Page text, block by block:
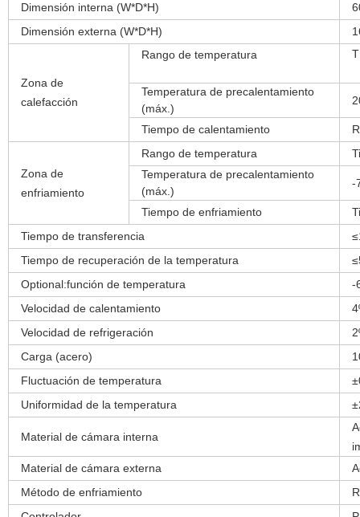
Dimensión interna (W*D*H)
Dimensión externa (W*D*H)
Zona de
calefacción
Rango de temperatura
Temperatura de precalentamiento
(máx.)
Tiempo de calentamiento
Zona de
enfriamiento
Rango de temperatura
Temperatura de precalentamiento
(máx.)
-
Tiempo de enfriamiento
Tiempo de transferencia
Tiempo de recuperación de la temperatura
Optional:función de temperatura
-
Velocidad de calentamiento
Velocidad de refrigeración
Carga (acero)
Fluctuación de temperatura
Uniformidad de la temperatura
Material de cámara interna
Material de cámara externa
Método de enfriamiento